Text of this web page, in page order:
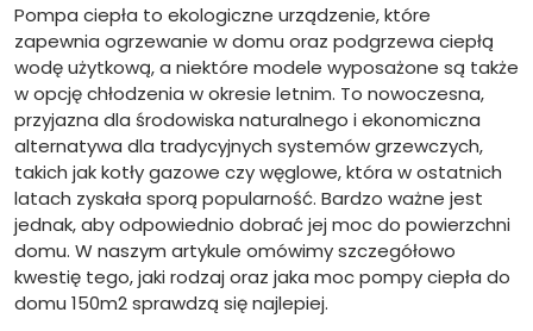
Pompa ciepła to ekologiczne urządzenie, które
zapewnia ogrzewanie w domu oraz podgrzewa ciepłą
wodę użytkową, a niektóre modele wyposażone są także
w opcję chłodzenia w okresie letnim. To nowoczesna,
przyjazna dla środowiska naturalnego i ekonomiczna
alternatywa dla tradycyjnych systemów grzewczych,
takich jak kotły gazowe czy węglowe, która w ostatnich
latach zyskała sporą popularność. Bardzo ważne jest
jednak, aby odpowiednio dobrać jej moc do powierzchni
domu. W naszym artykule omówimy szczegółowo
kwestię tego, jaki rodzaj oraz jaka moc pompy ciepła do
domu 150m2 sprawdzą się najlepiej.